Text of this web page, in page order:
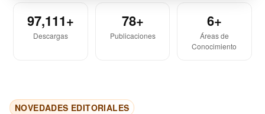
97,111+
Descargas
78+
Publicaciones
6+
Áreas de
Conocimiento
NOVEDADES EDITORIALES